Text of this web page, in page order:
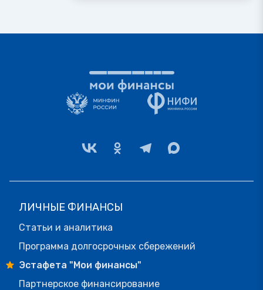
ЛИЧНЫЕ ФИНАНСЫ
Статьи и аналитика
Программа долгосрочных сбережений
Эстафета "Мои финансы"
Партнерское финансирование